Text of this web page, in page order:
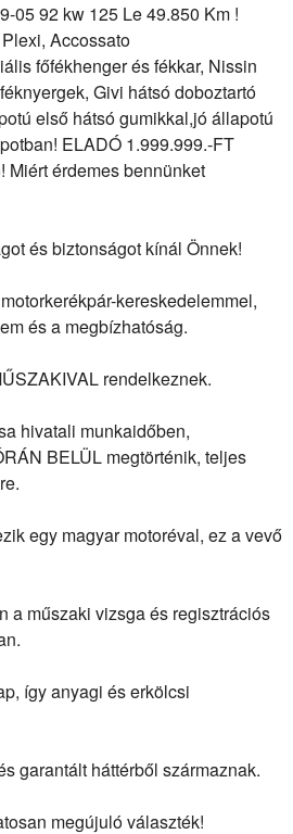
05 92 kw 125 Le 49.850 Km !
Accossato
főfékhenger és fékkar, Nissin
Givi hátsó doboztartó
első hátsó gumikkal,jó állapotú
ELADÓ 1.999.999.-FT
Miért érdemes bennünket
és biztonságot kínál Önnek!
kereskedelemmel,
és a megbízhatóság.
rendelkeznek.
hivatali munkaidőben,
BELÜL megtörténik, teljes
egy magyar motoréval, ez a vevő
a műszaki vizsga és regisztrációs
így anyagi és erkölcsi
garantált háttérből származnak.
megújuló választék!